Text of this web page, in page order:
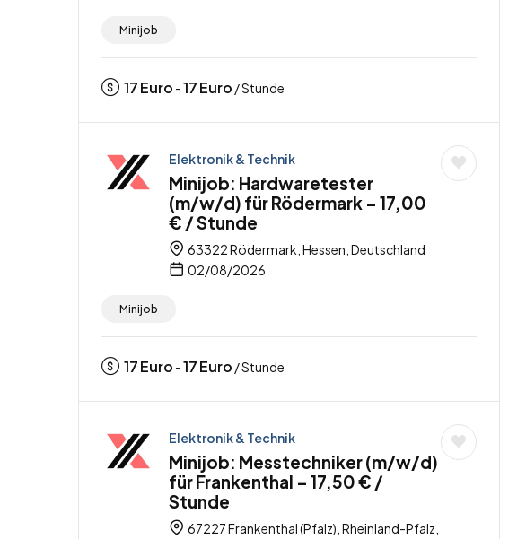
Minijob
17Euro -17Euro / Stunde
Elektronik & Technik
Minijob: Hardwaretester
(m/w/d) für Rödermark – 17,00
€ / Stunde
63322 Rödermark, Hessen, Deutschland
02/08/2026
Minijob
17Euro -17Euro / Stunde
Elektronik & Technik
Minijob: Messtechniker (m/w/d)
für Frankenthal – 17,50 € /
Stunde
67227 Frankenthal (Pfalz), Rheinland-Pfalz,